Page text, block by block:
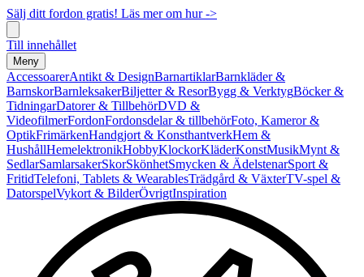
Sälj ditt fordon gratis! Läs mer om hur ->
Till innehållet
Meny
AccessoarerAntikt & DesignBarnartiklarBarnkläder &
BarnskorBarnleksakerBiljetter & ResorBygg & VerktygBöcker &
TidningarDatorer & TillbehörDVD &
VideofilmerFordonFordonsdelar & tillbehörFoto, Kameror &
OptikFrimärkenHandgjort & KonsthantverkHem &
HushållHemelektronikHobbyKlockorKläderKonstMusikMynt &
SedlarSamlarsakerSkorSkönhetSmycken & ÄdelstenarSport &
FritidTelefoni, Tablets & WearablesTrädgård & VäxterTV-spel &
DatorspelVykort & BilderÖvrigtInspiration